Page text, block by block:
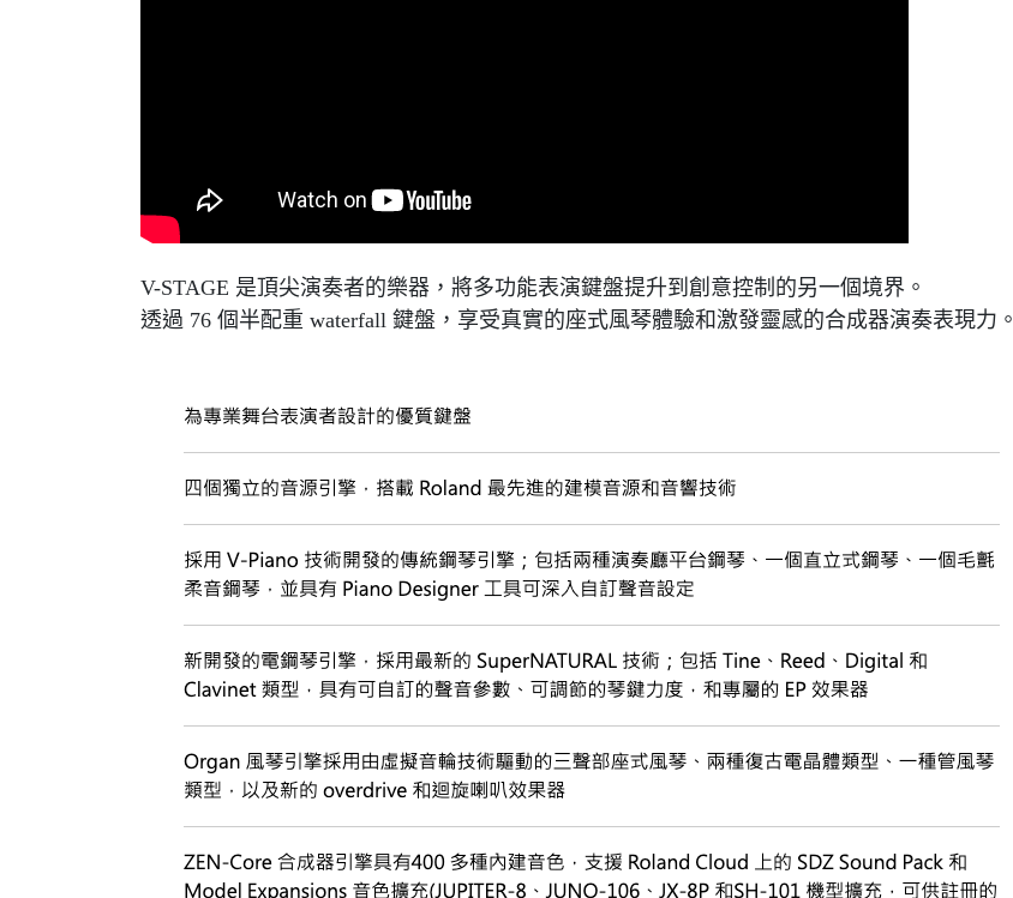
V-STAGE 是頂尖演奏者的樂器，將多功能表演鍵盤提升到創意控制的另一個境界。
透過 76 個半配重 waterfall 鍵盤，享受真實的座式風琴體驗和激發靈感的合成器演奏表現力。